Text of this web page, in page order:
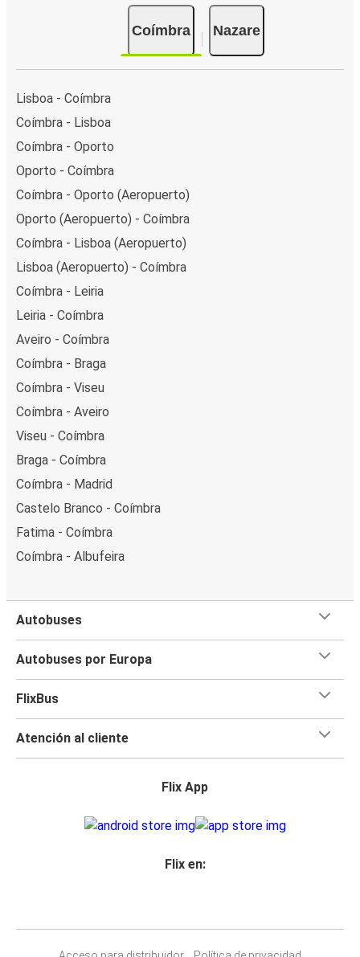
Coímbra Nazare
Lisboa - Coímbra
Coímbra - Lisboa
Coímbra - Oporto
Oporto - Coímbra
Coímbra - Oporto (Aeropuerto)
Oporto (Aeropuerto) - Coímbra
Coímbra - Lisboa (Aeropuerto)
Lisboa (Aeropuerto) - Coímbra
Coímbra - Leiria
Leiria - Coímbra
Aveiro - Coímbra
Coímbra - Braga
Coímbra - Viseu
Coímbra - Aveiro
Viseu - Coímbra
Braga - Coímbra
Coímbra - Madrid
Castelo Branco - Coímbra
Fatima - Coímbra
Coímbra - Albufeira
Autobuses
Autobuses por Europa
FlixBus
Atención al cliente
Flix App
Flix en: